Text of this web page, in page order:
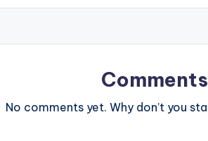
Comments
No comments yet. Why don’t you